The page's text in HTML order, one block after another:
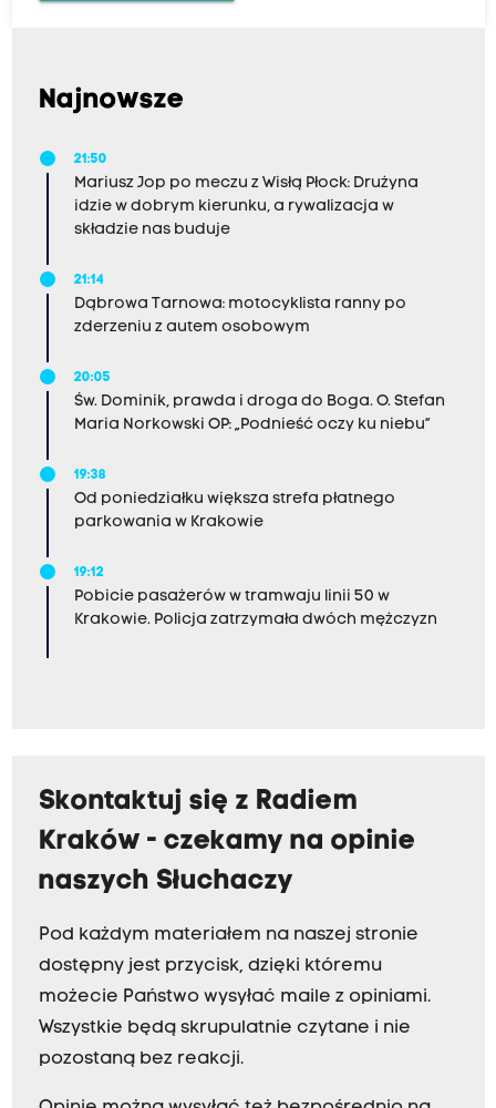
Najnowsze
21:50
Mariusz Jop po meczu z Wisłą Płock: Drużyna
idzie w dobrym kierunku, a rywalizacja w
składzie nas buduje
21:14
Dąbrowa Tarnowa: motocyklista ranny po
zderzeniu z autem osobowym
20:05
Św. Dominik, prawda i droga do Boga. O. Stefan
Maria Norkowski OP: „Podnieść oczy ku niebu”
19:38
Od poniedziałku większa strefa płatnego
parkowania w Krakowie
19:12
Pobicie pasażerów w tramwaju linii 50 w
Krakowie. Policja zatrzymała dwóch mężczyzn
Skontaktuj się z Radiem
Kraków - czekamy na opinie
naszych Słuchaczy
Pod każdym materiałem na naszej stronie
dostępny jest przycisk, dzięki któremu
możecie Państwo wysyłać maile z opiniami.
Wszystkie będą skrupulatnie czytane i nie
pozostaną bez reakcji.